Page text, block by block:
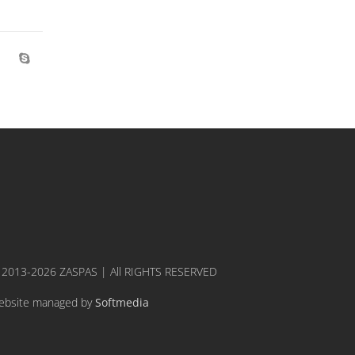
2026 ZASPAS | All RIGHTS RESERVED
managed bySoftmedia